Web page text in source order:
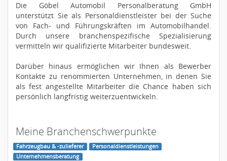
Die Göbel Automobil Personalberatung GmbH
unterstützt Sie als Personaldienstleister bei der Suche
von Fach- und Führungskräften im Automobilhandel.
Durch unsere branchenspezifische Spezialisierung
vermitteln wir qualifizierte Mitarbeiter bundesweit.
Darüber hinaus ermöglichen wir Ihnen als Bewerber
Kontakte zu renommierten Unternehmen, in denen Sie
als fest angestellte Mitarbeiter die Chance haben sich
persönlich langfristig weiterzuentwickeln.
Meine Branchenschwerpunkte
Fahrzeugbau & -zulieferer
Personaldienstleistungen
Unternehmensberatung